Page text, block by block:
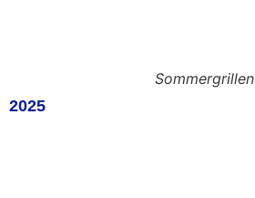
Sommergrillen
2025